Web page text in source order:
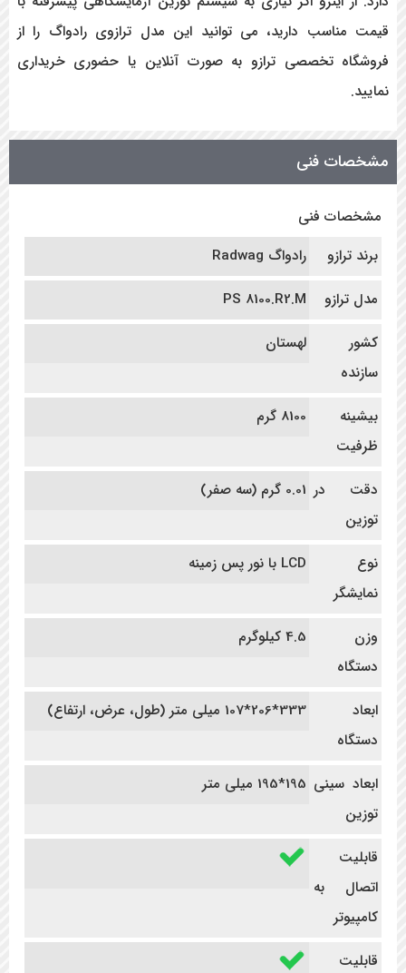
قیمت مناسب دارید، می توانید این مدل ترازوی رادواگ را از
فروشگاه تخصصی ترازو به صورت آنلاین یا حضوری خریداری
نمایید.
مشخصات فنی
مشخصات فنی
برند ترازو
رادواگ Radwag
مدل ترازو
PS 8100.R2.M
کشور
سازنده
لهستان
بیشینه
ظرفیت
8100 گرم
دقت در
توزین
0.01 گرم (سه صفر)
نوع
نمایشگر
LCD با نور پس زمینه
وزن
دستگاه
4.5 کیلوگرم
ابعاد
دستگاه
333*206*107 میلی متر (طول، عرض، ارتفاع)
ابعاد سینی
توزین
195*195 میلی متر
قابلیت
اتصال به
کامپیوتر
قابلیت